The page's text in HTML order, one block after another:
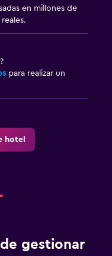
en millones de
para realizar un
hotel
gestionar